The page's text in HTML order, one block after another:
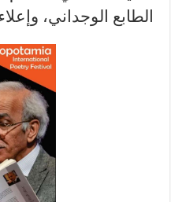
الطابع الوجداني،